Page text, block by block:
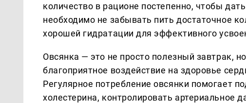
количество в рационе постепенно, чтобы
необходимо не забывать пить достаточное
хорошей гидратации для эффективного
Овсянка — это не просто полезный завтрак,
благоприятное воздействие на здоровье
Регулярное потребление овсянки помогает
холестерина, контролировать артериальное